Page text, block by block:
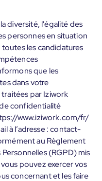
diversité, l'égalité des
personnes en situation
les candidatures
que les
dans votre
par Iziwork
confidentialité
www.iziwork.com/fr/
à l’adresse : contact-
au Règlement
(RGPD) mis
pouvez exercer vos
concernant et les faire